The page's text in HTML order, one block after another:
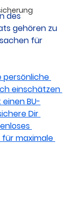
des
gehören zu
für
persönliche
einschätzen
BU-
Dir
maximale